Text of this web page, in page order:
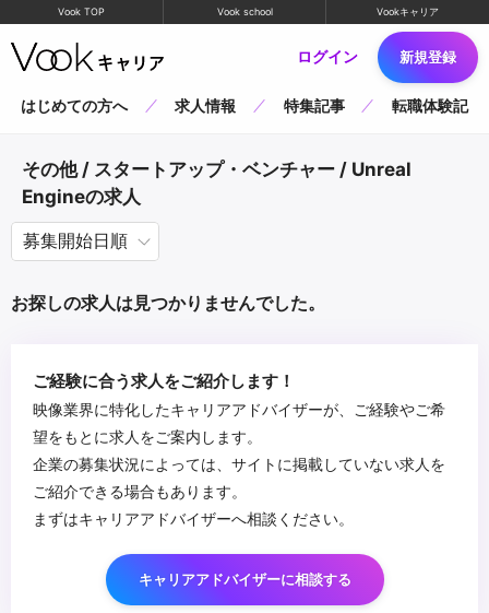
Vook TOP Vook school Vookキャリア
ログイン 新規登録
はじめての方へ 求人情報 特集記事 転職体験記
その他 / スタートアップ・ベンチャー / Unreal
Engineの求人
お探しの求人は見つかりませんでした。
ご経験に合う求人をご紹介します！
映像業界に特化したキャリアアドバイザーが、ご経験やご希
望をもとに求人をご案内します。
企業の募集状況によっては、サイトに掲載していない求人を
ご紹介できる場合もあります。
まずはキャリアアドバイザーへ相談ください。
キャリアアドバイザーに相談する